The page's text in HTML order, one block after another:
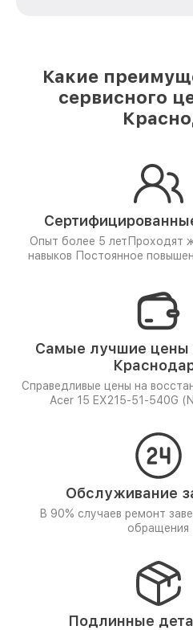
Какие
сервисного
Опыт более 5 лет Проходят
навыков Постоянное
Самые лучшие цены
Справедливые цены на
Acer 15 EX215-51-540G
Обслуживание
В 90% случаев ремонт
обращения
Подлинные